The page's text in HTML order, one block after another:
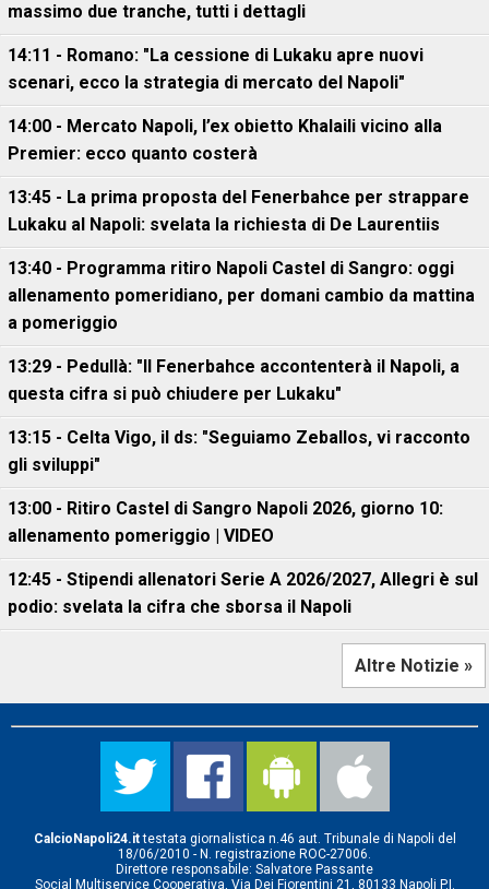
massimo due tranche, tutti i dettagli
14:11 - Romano: "La cessione di Lukaku apre nuovi
scenari, ecco la strategia di mercato del Napoli"
14:00 - Mercato Napoli, l’ex obietto Khalaili vicino alla
Premier: ecco quanto costerà
13:45 - La prima proposta del Fenerbahce per strappare
Lukaku al Napoli: svelata la richiesta di De Laurentiis
13:40 - Programma ritiro Napoli Castel di Sangro: oggi
allenamento pomeridiano, per domani cambio da mattina
a pomeriggio
13:29 - Pedullà: "Il Fenerbahce accontenterà il Napoli, a
questa cifra si può chiudere per Lukaku"
13:15 - Celta Vigo, il ds: "Seguiamo Zeballos, vi racconto
gli sviluppi"
13:00 - Ritiro Castel di Sangro Napoli 2026, giorno 10:
allenamento pomeriggio | VIDEO
12:45 - Stipendi allenatori Serie A 2026/2027, Allegri è sul
podio: svelata la cifra che sborsa il Napoli
Altre Notizie »
CalcioNapoli24.ittestata giornalistica n.46 aut. Tribunale di Napoli del
18/06/2010 - N. registrazione ROC-27006.
Direttore responsabile: Salvatore Passante
Social Multiservice Cooperativa, Via Dei Fiorentini 21, 80133 Napoli P.I.